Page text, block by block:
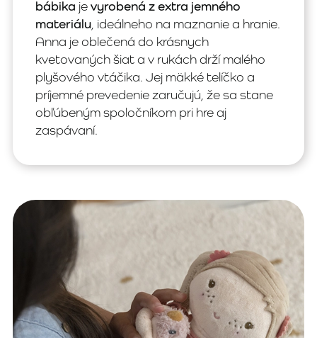
bábika jevyrobená z extra jemného
materiálu , ideálneho na maznanie a hranie.
Anna je oblečená do krásnych
kvetovaných šiat a v rukách drží malého
plyšového vtáčika. Jej mäkké telíčko a
príjemné prevedenie zaručujú, že sa stane
obľúbeným spoločníkom pri hre aj
zaspávaní.